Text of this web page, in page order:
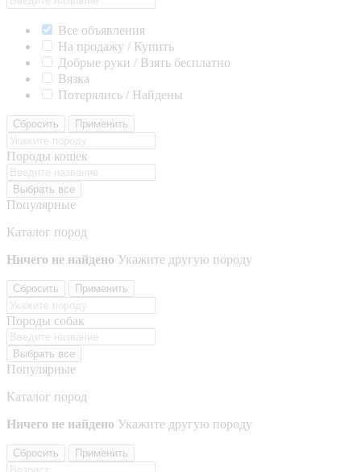
Все объявления
На продажу / Купить
Добрые руки / Взять бесплатно
Вязка
Потерялись / Найдены
Сбросить Применить
Породы кошек
Выбрать все
Популярные
Каталог пород
Ничего не найдено Укажите другую породу
Сбросить Применить
Породы собак
Выбрать все
Популярные
Каталог пород
Ничего не найдено Укажите другую породу
Сбросить Применить